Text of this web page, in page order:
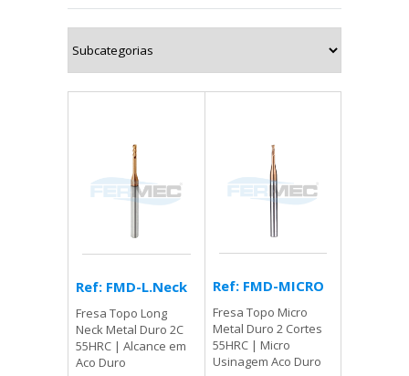
Ref: FMD-L.Neck
Fresa Topo Long
Neck Metal Duro 2C
55HRC | Alcance em
Aco Duro
Ref: FMD-MICRO
Fresa Topo Micro
Metal Duro 2 Cortes
55HRC | Micro
Usinagem Aco Duro